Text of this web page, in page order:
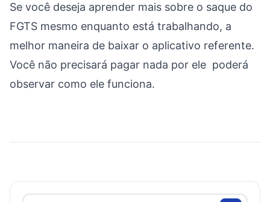
Se você deseja aprender mais sobre o saque do
FGTS mesmo enquanto está trabalhando, a
melhor maneira de baixar o aplicativo referente.
Você não precisará pagar nada por ele poderá
observar como ele funciona.